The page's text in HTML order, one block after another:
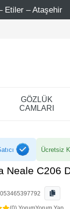
Şimdi Üye
GÖZLÜK
CAMLARI
Ücretsiz
Neale C206